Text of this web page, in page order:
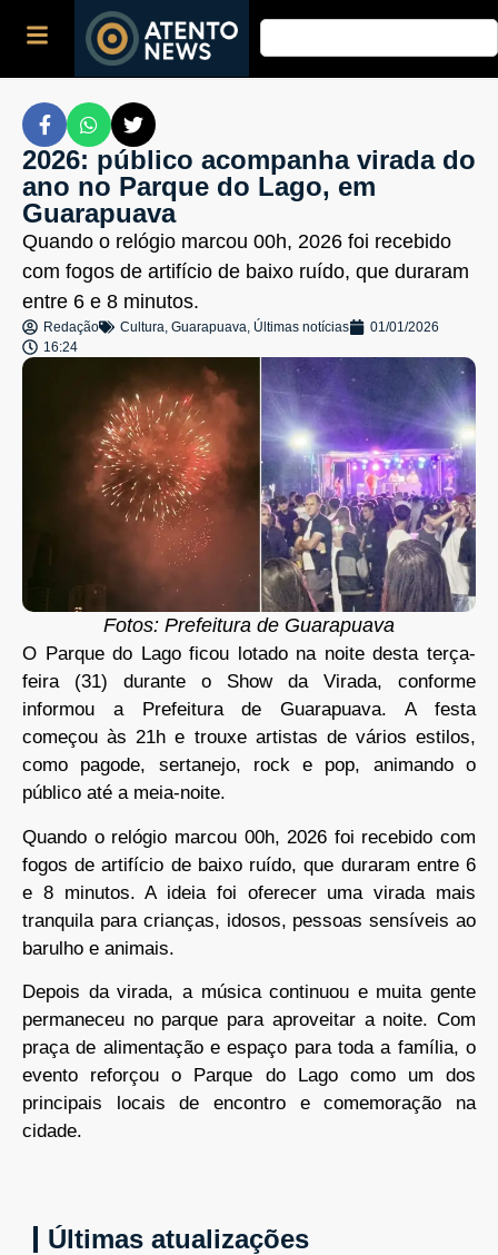
2026: público acompanha virada do
ano no Parque do Lago, em
Guarapuava
Quando o relógio marcou 00h, 2026 foi recebido
com fogos de artifício de baixo ruído, que duraram
entre 6 e 8 minutos.
Redação Cultura, Guarapuava, Últimas notícias
01/01/2026
16:24
Fotos: Prefeitura de Guarapuava
O Parque do Lago ficou lotado na noite desta terça-
feira (31) durante o Show da Virada, conforme
informou a Prefeitura de Guarapuava. A festa
começou às 21h e trouxe artistas de vários estilos,
como pagode, sertanejo, rock e pop, animando o
público até a meia-noite.
Quando o relógio marcou 00h, 2026 foi recebido com
fogos de artifício de baixo ruído, que duraram entre 6
e 8 minutos. A ideia foi oferecer uma virada mais
tranquila para crianças, idosos, pessoas sensíveis ao
barulho e animais.
Depois da virada, a música continuou e muita gente
permaneceu no parque para aproveitar a noite. Com
praça de alimentação e espaço para toda a família, o
evento reforçou o Parque do Lago como um dos
principais locais de encontro e comemoração na
cidade.
Últimas atualizações